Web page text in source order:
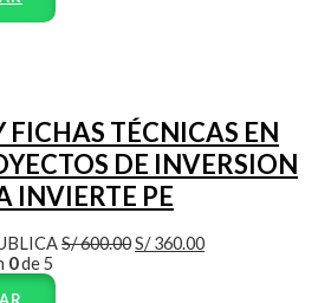
FICHAS TÉCNICAS EN
DE INVERSION
INVIERTE PE
S/600.00S/360.00
0de 5